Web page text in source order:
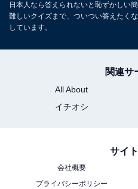
日本人なら答えられないと恥ずかしい
難しいクイズまで、ついつい答えたく
しています。
関連サ
All About
イチオシ
サイ
会社概要
プライバシーポリシー